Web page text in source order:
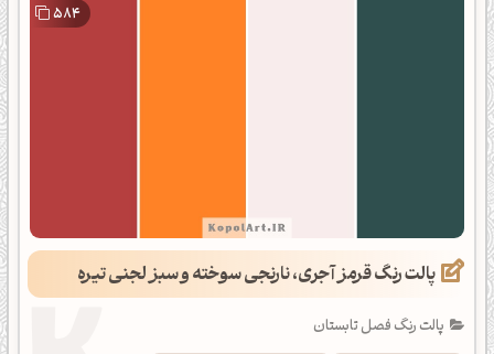
584
پالت رنگ قرمز آجری، نارنجی سوخته و سبز لجنی تیره
پالت رنگ فصل تابستان